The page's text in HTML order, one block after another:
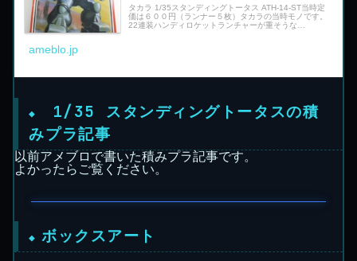
タカラ 1/35スタンディングトータス ATH-14-ST当時定
価は６００円（ランナー５枚）タカラの当時モノです。
22連装ハンディロケットランチャーが重そうな…
ameblo.jp
1/35 スタンディングトータスの積
みプラ記事
以前アメブロで書いた積みプラ記事です。
よかったらご覧ください。
ボックスアート